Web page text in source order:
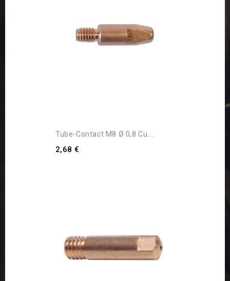
Tube-Contact M8 Ø 0,8 Cu...
2,68 €